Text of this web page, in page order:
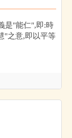
是"能仁",即:時
"之意,即以平等